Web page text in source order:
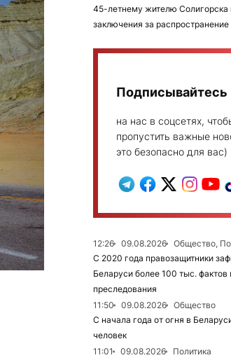
45-летнему жителю Солигорска
заключения за распространение
Подписывайтесь
на нас в соцсетях,
пропустить важные
это безопасно для вас)
12:26 09.08.2026
Общество,
С 2020 года правозащитники
Беларуси более 100 тыс. фактов
преследования
11:50
09.08.2026
Общество
С начала года от огня в
человек
11:01
09.08.2026
Политика